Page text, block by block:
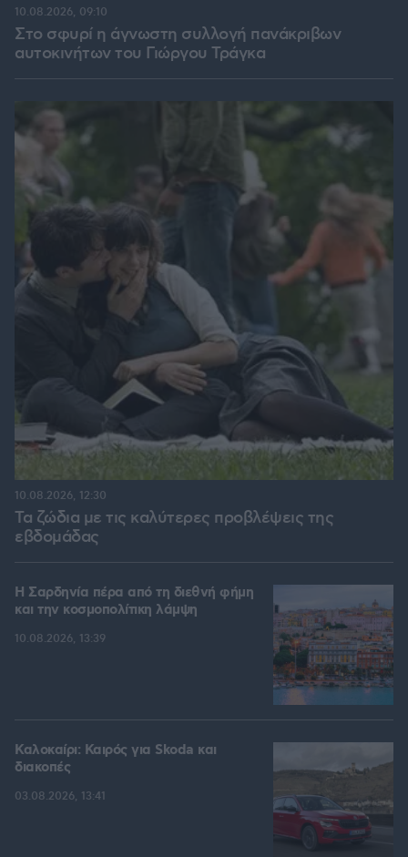
Στο σφυρί η άγνωστη συλλογή πανάκριβων
αυτοκινήτων του Γιώργου Τράγκα
10.08.2026, 09:10
Τα ζώδια με τις καλύτερες προβλέψεις της
εβδομάδας
10.08.2026, 12:30
Η Σαρδηνία πέρα από τη διεθνή φήμη
και την κοσμοπολίτικη λάμψη
10.08.2026, 13:39
Καλοκαίρι: Καιρός για Skoda και
διακοπές
03.08.2026, 13:41